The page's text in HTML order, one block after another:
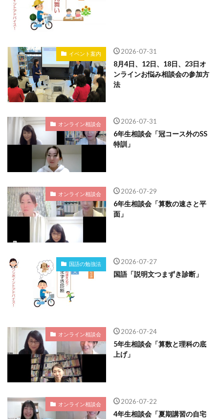
イベント案内 2026-07-31
8月4日、12日、18日、23日オ
ンラインお悩み相談会の参加方
法
オンライン相談会 2026-07-31
6年生相談会「冠コース外のSS
特訓」
オンライン相談会 2026-07-29
6年生相談会「算数の速さと平
面」
国語の勉強法 2026-07-27
国語「説明文つまずき診断」
オンライン相談会 2026-07-24
5年生相談会「算数と理科の底
上げ」
オンライン相談会 2026-07-22
4年生相談会「夏期講習の自宅